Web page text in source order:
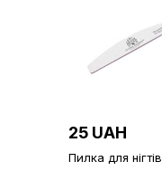
25 UAH
Пилка для нігтів